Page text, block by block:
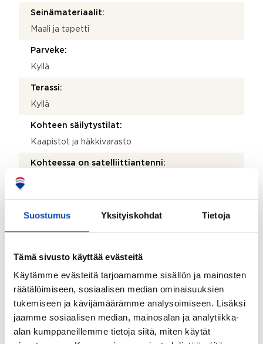
Suostumus Yksityiskohdat Tietoja
Tämä sivusto käyttää evästeitä
Käytämme evästeitä tarjoamamme sisällön ja mainosten
räätälöimiseen, sosiaalisen median ominaisuuksien
tukemiseen ja kävijämäärämme analysoimiseen. Lisäksi
jaamme sosiaalisen median, mainosalan ja analytiikka-
alan kumppaneillemme tietoja siitä, miten käytät
Seinämateriaalit:
Maali ja tapetti
Parveke:
Kyllä
Terassi:
Kyllä
Kohteen säilytystilat:
Kaapistot ja häkkivarasto
Kohteessa on satelliittiantenni:
Taloyhtiössä on antenni:
Ei
18.3.2019: Väliseinän rakentaminen jakamaan 3. krs:n
ilmoittamana kylpyhuone- ja keittiöremontti
31.12.2011: osakkaan ilmoittamana ullakkotilan muutos
asumiskäyttöön
Kohteen yleiskunto: